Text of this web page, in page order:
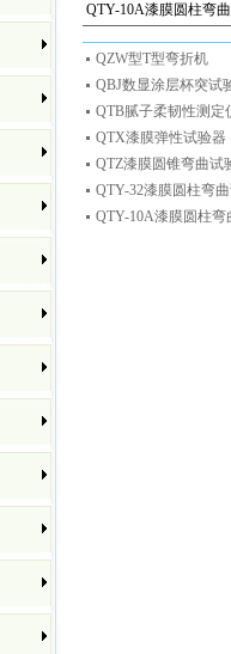
QTY-10A漆膜圆柱弯
QZW型T型弯折机
QBJ数显涂层杯突试
QTB腻子柔韧性测定
QTX漆膜弹性试验器
QTZ漆膜圆锥弯曲试
QTY-32漆膜圆柱弯
QTY-10A漆膜圆柱弯